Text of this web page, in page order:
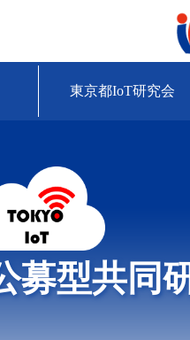
東京都IoT研究会
募型共同